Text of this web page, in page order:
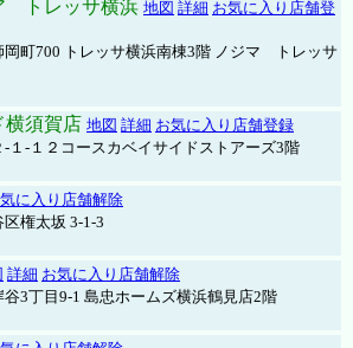
トレッサ横浜 地図 詳細 お気に入り店舗登
岡町700 トレッサ横浜南棟3階 ノジマ トレッサ
横須賀店 地図 詳細 お気に入り店舗登録
１-１２コースカベイサイドストアーズ3階
に入り店舗解除
権太坂 3-1-3
詳細 お気に入り店舗解除
3丁目9-1 島忠ホームズ横浜鶴見店2階